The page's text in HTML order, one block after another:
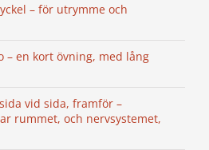
– för utrymme och
– en kort övning, med lång
vid sida, framför –
rummet, och nervsystemet,